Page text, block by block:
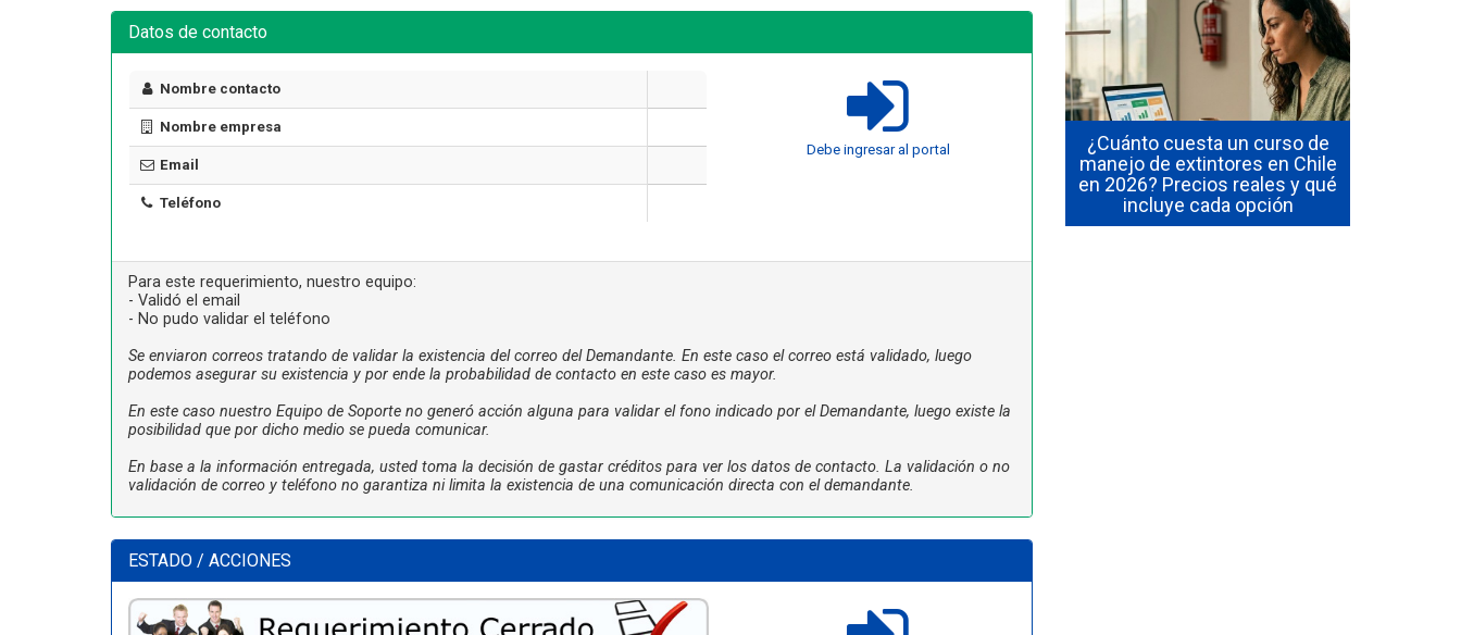
Datos de contacto
Nombre contacto
Nombre empresa
Email
Teléfono
Debe ingresar al portal
Para este requerimiento, nuestro equipo:
- Validó el email
- No pudo validar el teléfono
Se enviaron correos tratando de validar la existencia del correo del Demandante. En este caso el correo está validado, luego
podemos asegurar su existencia y por ende la probabilidad de contacto en este caso es mayor.
En este caso nuestro Equipo de Soporte no generó acción alguna para validar el fono indicado por el Demandante, luego existe la
posibilidad que por dicho medio se pueda comunicar.
En base a la información entregada, usted toma la decisión de gastar créditos para ver los datos de contacto. La validación o no
validación de correo y teléfono no garantiza ni limita la existencia de una comunicación directa con el demandante.
ESTADO / ACCIONES
Cómo Formar una Brigada de
¿Cuánto cuesta certificarse en
seguridad industrial en Chile
¿Cuánto cuesta un curso de
manejo de extintores en Chile
en 2026? Precios reales y qué
incluye cada opción